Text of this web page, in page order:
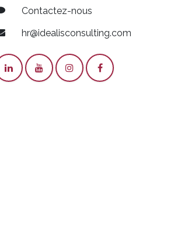
Contactez-nous
hr@idealisconsulting.com